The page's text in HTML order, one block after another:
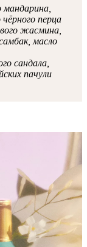
мандарина,
перца
жасмина,
масло
сандала,
пачули